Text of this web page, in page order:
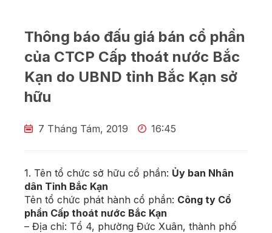
Thông báo đấu giá bán cổ phần
của CTCP Cấp thoát nước Bắc
Kạn do UBND tỉnh Bắc Kạn sở
hữu
7 Tháng Tám, 2019 16:45
1. Tên tổ chức sở hữu cổ phần: Ủy ban Nhân
dân Tỉnh Bắc Kạn
Tên tổ chức phát hành cổ phần: Công ty Cổ
phần Cấp thoát nước Bắc Kạn
– Địa chỉ: Tổ 4, phường Đức Xuân, thành phố